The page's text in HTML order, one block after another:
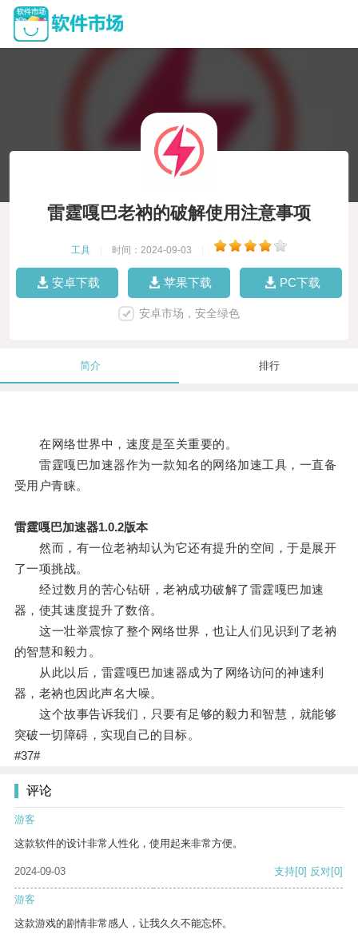
雷霆嘎巴老衲的破解使用注意事项
工具 时间：2024-09-03
安卓下载 苹果下载 PC下载
安卓市场，安全绿色
简介 排行
在网络世界中，速度是至关重要的。
雷霆嘎巴加速器作为一款知名的网络加速工具，一直备
受用户青睐。
雷霆嘎巴加速器1.0.2版本
然而，有一位老衲却认为它还有提升的空间，于是展开
了一项挑战。
经过数月的苦心钻研，老衲成功破解了雷霆嘎巴加速
器，使其速度提升了数倍。
这一壮举震惊了整个网络世界，也让人们见识到了老衲
的智慧和毅力。
从此以后，雷霆嘎巴加速器成为了网络访问的神速利
器，老衲也因此声名大噪。
这个故事告诉我们，只要有足够的毅力和智慧，就能够
突破一切障碍，实现自己的目标。
#37#
评论
游客
这款软件的设计非常人性化，使用起来非常方便。
2024-09-03 支持[0] 反对[0]
游客
这款游戏的剧情非常感人，让我久久不能忘怀。